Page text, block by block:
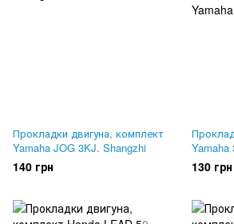
Прокладки двигуна, комплект
Yamaha JOG 3KJ. Shangzhi
140 грн
Yamaha
Shangzhi
130 грн